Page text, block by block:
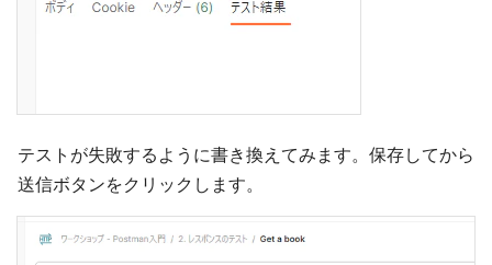
テストが失敗するように書き換えてみます。保存してから
送信ボタンをクリックします。